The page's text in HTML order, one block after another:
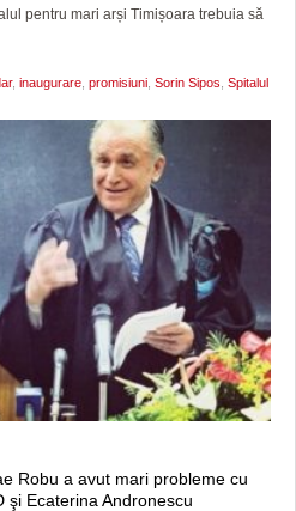
pentru mari arși Timișoara trebuia să
, inaugurare promisiuni Sorin Sipos Spitalul
Robu a avut mari probleme cu
şi Ecaterina Andronescu